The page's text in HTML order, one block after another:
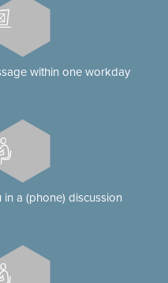
within one workday
a (phone) discussion